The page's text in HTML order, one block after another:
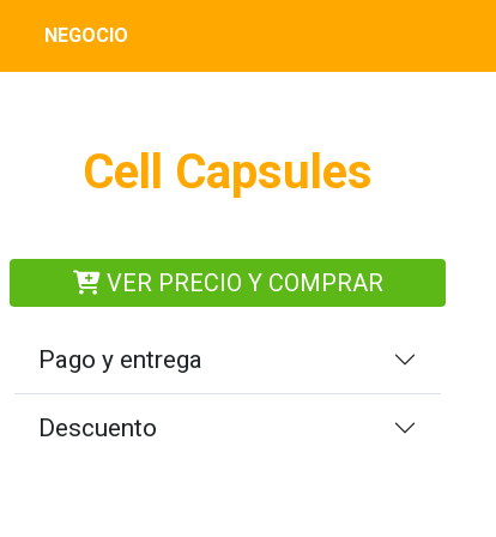
NEGOCIO
Cell Capsules
VER PRECIO Y COMPRAR
Pago y entrega
Descuento